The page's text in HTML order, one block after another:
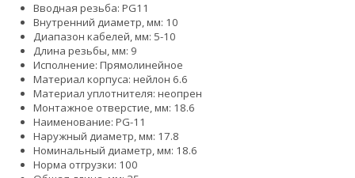
Вводная резьба: PG11
Внутренний диаметр, мм: 10
Диапазон кабелей, мм: 5-10
Длина резьбы, мм: 9
Исполнение: Прямолинейное
Материал корпуса: нейлон 6.6
Материал уплотнителя: неопрен
Монтажное отверстие, мм: 18.6
Наименование: PG-11
Наружный диаметр, мм: 17.8
Номинальный диаметр, мм: 18.6
Норма отгрузки: 100